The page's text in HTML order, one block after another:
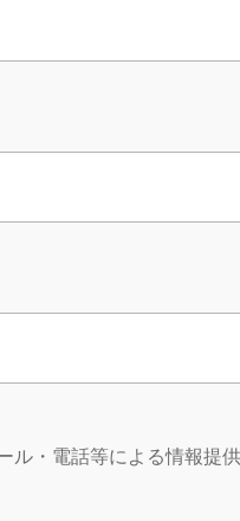
・電話等による情報提